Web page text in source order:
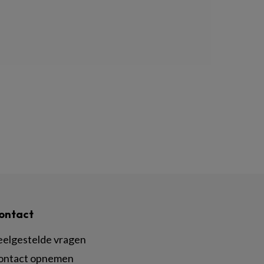
vragen
opnemen